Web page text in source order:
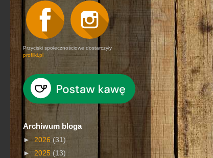
Przyciski społecznościowe dostarczyły
profilki.pl
Archiwum bloga
► 2026 (31)
► 2025 (13)